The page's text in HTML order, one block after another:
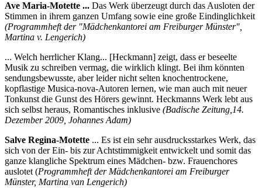
Ave Maria-Motette ... Das Werk überzeugt durch das Ausloten der
Stimmen in ihrem ganzen Umfang sowie eine große Eindinglichkeit
(Programmheft der "Mädchenkantorei am Freiburger Münster",
Martina v. Lengerich)
... Welch herrlicher Klang... [Heckmann] zeigt, dass er beseelte
Musik zu schreiben vermag, die wirklich klingt. Bei ihm könnten
sendungsbewusste, aber leider nicht selten knochentrockene,
kopflastige Musica-nova-Autoren lernen, wie man auch mit neuer
Tonkunst die Gunst des Hörers gewinnt. Heckmanns Werk lebt aus
sich selbst heraus, Romantisches inklusive (Badische Zeitung,14.
Dezember 2009, Johannes Adam)
Salve Regina-Motette ... Es ist ein sehr ausdrucksstarkes Werk, das
sich von der Ein- bis zur Achtstimmigkeit entwickelt und somit das
ganze klangliche Spektrum eines Mädchen- bzw. Frauenchores
auslotet (Programmheft der Mädchenkantorei am Freiburger
Münster, Martina van Lengerich)